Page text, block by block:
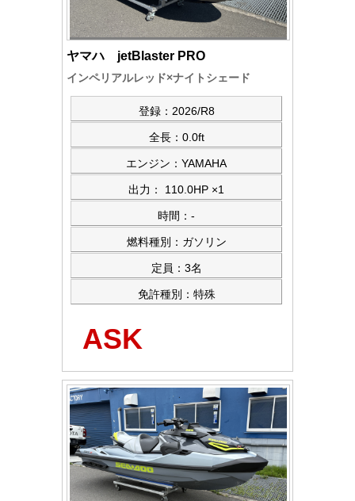
ヤマハ jetBlaster PRO
インペリアルレッド×ナイトシェード
登録：2026/R8
全長：0.0ft
エンジン：YAMAHA
出力： 110.0HP ×1
時間：-
燃料種別：ガソリン
定員：3名
免許種別：特殊
ASK